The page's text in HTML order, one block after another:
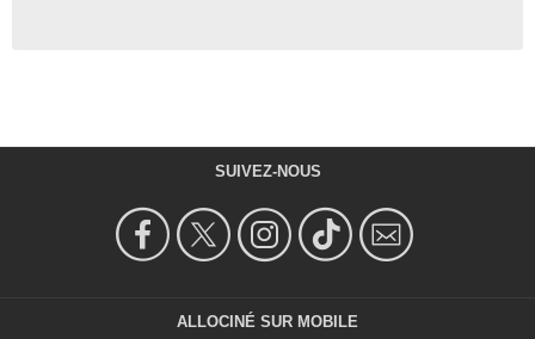
SUIVEZ-NOUS
ALLOCINÉ SUR MOBILE